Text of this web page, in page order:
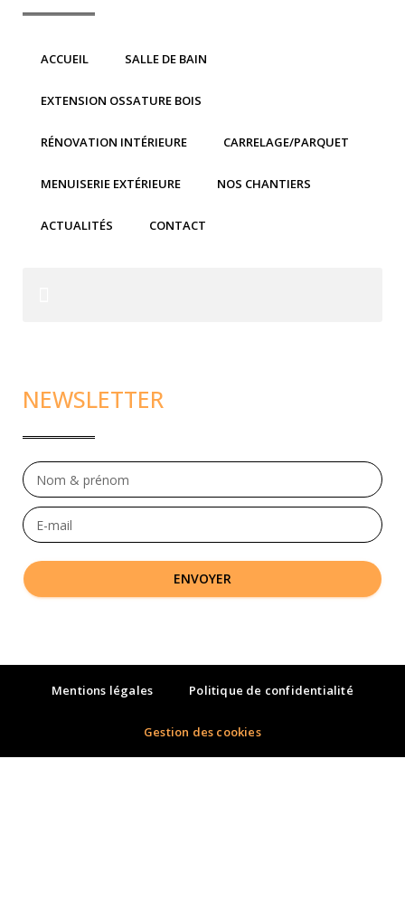
ACCUEIL SALLE DE BAIN
EXTENSION OSSATURE BOIS
RÉNOVATION INTÉRIEURE CARRELAGE/PARQUET
MENUISERIE EXTÉRIEURE NOS CHANTIERS
ACTUALITÉS CONTACT
NEWSLETTER
ENVOYER
Mentions légales Politique de confidentialité
Gestion des cookies